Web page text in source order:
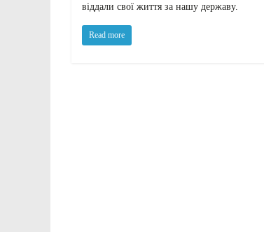
віддали свої життя за нашу державу.
Read more